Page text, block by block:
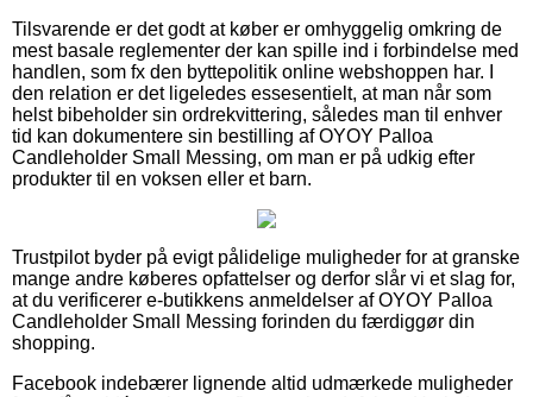
Tilsvarende er det godt at køber er omhyggelig omkring de
mest basale reglementer der kan spille ind i forbindelse med
handlen, som fx den byttepolitik online webshoppen har. I
den relation er det ligeledes essesentielt, at man når som
helst bibeholder sin ordrekvittering, således man til enhver
tid kan dokumentere sin bestilling af OYOY Palloa
Candleholder Small Messing, om man er på udkig efter
produkter til en voksen eller et barn.
Trustpilot byder på evigt pålidelige muligheder for at granske
mange andre køberes opfattelser og derfor slår vi et slag for,
at du verificerer e-butikkens anmeldelser af OYOY Palloa
Candleholder Small Messing forinden du færdiggør din
shopping.
Facebook indebærer lignende altid udmærkede muligheder